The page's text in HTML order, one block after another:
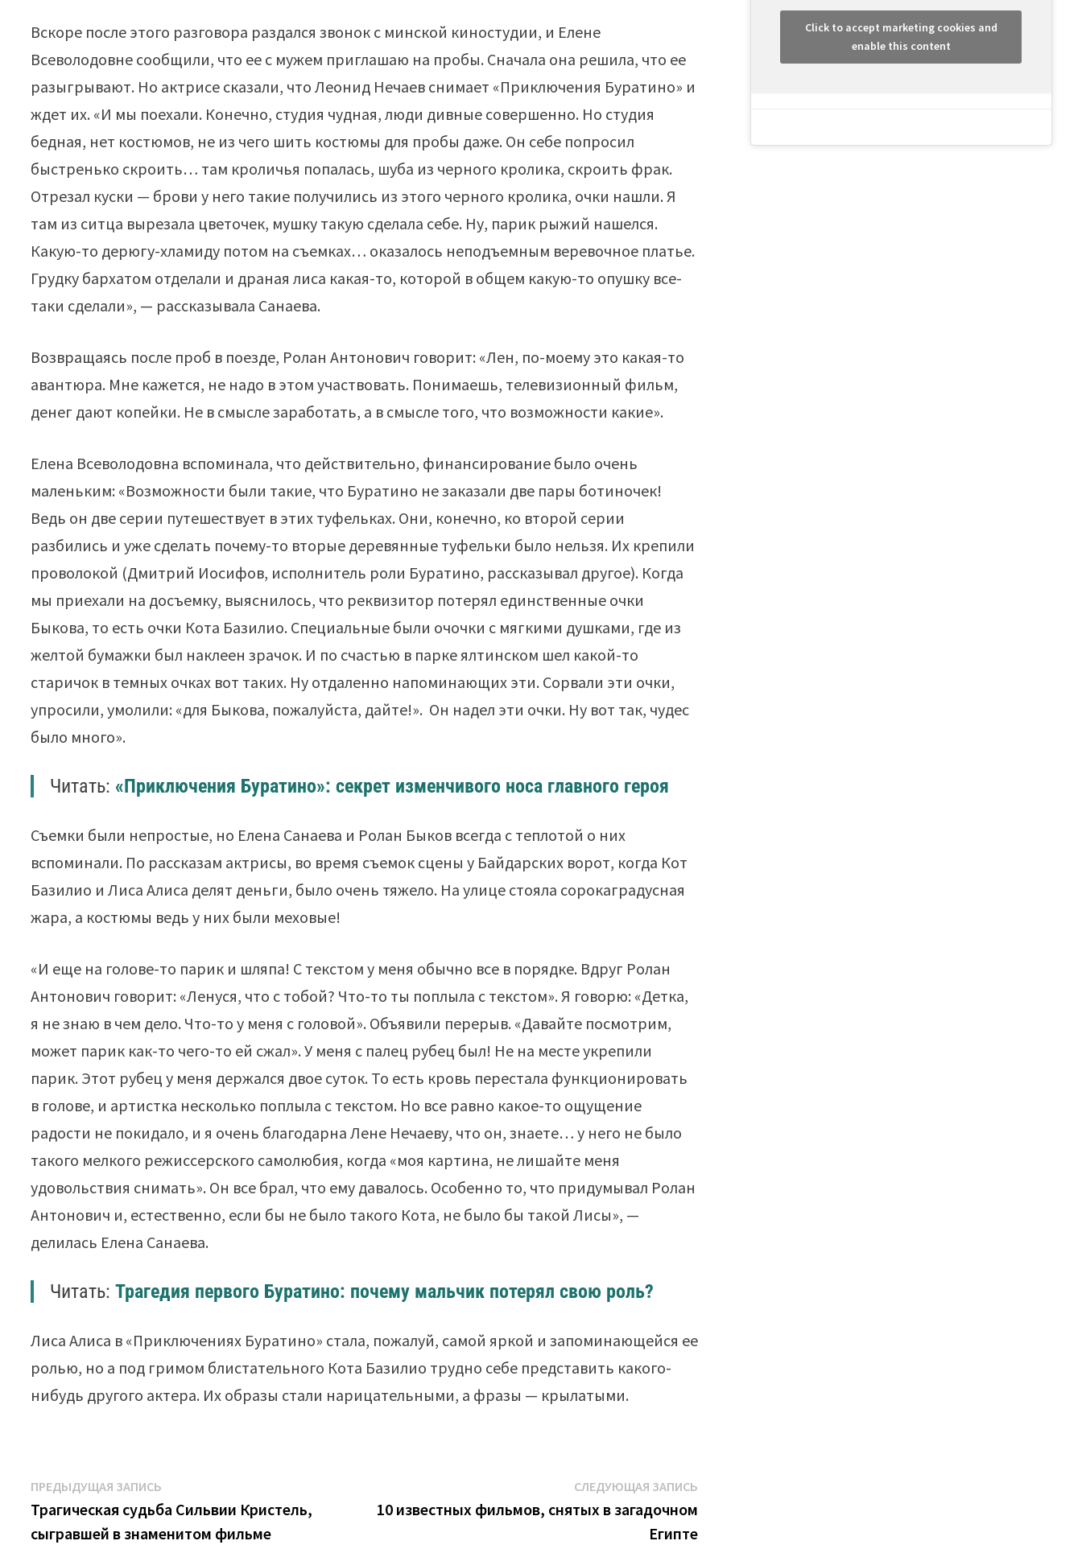
Вскоре после этого разговора раздался звонок с минской киностудии, и Елене
Всеволодовне сообщили, что ее с мужем приглашаю на пробы. Сначала она решила, что ее
разыгрывают. Но актрисе сказали, что Леонид Нечаев снимает «Приключения Буратино» и
ждет их. «И мы поехали. Конечно, студия чудная, люди дивные совершенно. Но студия
бедная, нет костюмов, не из чего шить костюмы для пробы даже. Он себе попросил
быстренько скроить… там кроличья попалась, шуба из черного кролика, скроить фрак.
Отрезал куски — брови у него такие получились из этого черного кролика, очки нашли. Я
там из ситца вырезала цветочек, мушку такую сделала себе. Ну, парик рыжий нашелся.
Какую-то дерюгу-хламиду потом на съемках… оказалось неподъемным веревочное платье.
Грудку бархатом отделали и драная лиса какая-то, которой в общем какую-то опушку все-
таки сделали», — рассказывала Санаева.
Возвращаясь после проб в поезде, Ролан Антонович говорит: «Лен, по-моему это какая-то
авантюра. Мне кажется, не надо в этом участвовать. Понимаешь, телевизионный фильм,
денег дают копейки. Не в смысле заработать, а в смысле того, что возможности какие».
Елена Всеволодовна вспоминала, что действительно, финансирование было очень
маленьким: «Возможности были такие, что Буратино не заказали две пары ботиночек!
Ведь он две серии путешествует в этих туфельках. Они, конечно, ко второй серии
разбились и уже сделать почему-то вторые деревянные туфельки было нельзя. Их крепили
проволокой (Дмитрий Иосифов, исполнитель роли Буратино, рассказывал другое). Когда
мы приехали на досъемку, выяснилось, что реквизитор потерял единственные очки
Быкова, то есть очки Кота Базилио. Специальные были очочки с мягкими душками, где из
желтой бумажки был наклеен зрачок. И по счастью в парке ялтинском шел какой-то
старичок в темных очках вот таких. Ну отдаленно напоминающих эти. Сорвали эти очки,
упросили, умолили: «для Быкова, пожалуйста, дайте!». Он надел эти очки. Ну вот так, чудес
было много».
Читать: «Приключения Буратино»: секрет изменчивого носа главного героя
Съемки были непростые, но Елена Санаева и Ролан Быков всегда с теплотой о них
вспоминали. По рассказам актрисы, во время съемок сцены у Байдарских ворот, когда Кот
Базилио и Лиса Алиса делят деньги, было очень тяжело. На улице стояла сорокаградусная
жара, а костюмы ведь у них были меховые!
«И еще на голове-то парик и шляпа! С текстом у меня обычно все в порядке. Вдруг Ролан
Антонович говорит: «Ленуся, что с тобой? Что-то ты поплыла с текстом». Я говорю: «Детка,
я не знаю в чем дело. Что-то у меня с головой». Объявили перерыв. «Давайте посмотрим,
может парик как-то чего-то ей сжал». У меня с палец рубец был! Не на месте укрепили
парик. Этот рубец у меня держался двое суток. То есть кровь перестала функционировать
в голове, и артистка несколько поплыла с текстом. Но все равно какое-то ощущение
радости не покидало, и я очень благодарна Лене Нечаеву, что он, знаете… у него не было
такого мелкого режиссерского самолюбия, когда «моя картина, не лишайте меня
удовольствия снимать». Он все брал, что ему давалось. Особенно то, что придумывал Ролан
Антонович и, естественно, если бы не было такого Кота, не было бы такой Лисы», —
делилась Елена Санаева.
Читать:Трагедия первого Буратино: почему мальчик потерял свою роль?
Лиса Алиса в «Приключениях Буратино» стала, пожалуй, самой яркой и запоминающейся ее
ролью, но а под гримом блистательного Кота Базилио трудно себе представить какого-
нибудь другого актера. Их образы стали нарицательными, а фразы — крылатыми.
Навигация
по
ПРЕДЫДУЩАЯ ЗАПИСЬ
запись:
Трагическая судьба Сильвии Кристель,
сыгравшей в знаменитом фильме
СЛЕДУЮЩАЯ ЗАПИСЬ
10 известных фильмов, снятых в загадочном
Египте
Click to accept marketing cookies and
enable this content